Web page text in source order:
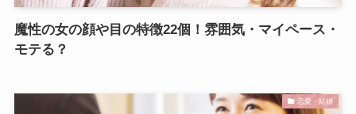
魔性の女の顔や目の特徴22個！雰囲気・マイペース・
モテる？
恋愛・結婚